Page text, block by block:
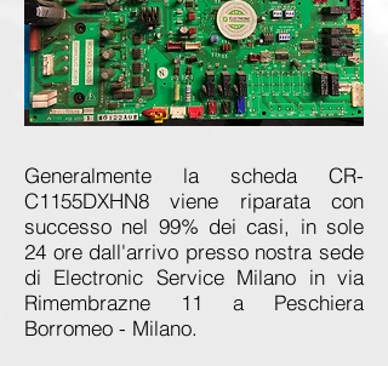
Generalmente la scheda CR-
C1155DXHN8 viene riparata con
successo nel 99% dei casi, in sole
24 ore dall'arrivo presso nostra sede
di Electronic Service Milano in via
Rimembrazne 11 a Peschiera
Borromeo - Milano.